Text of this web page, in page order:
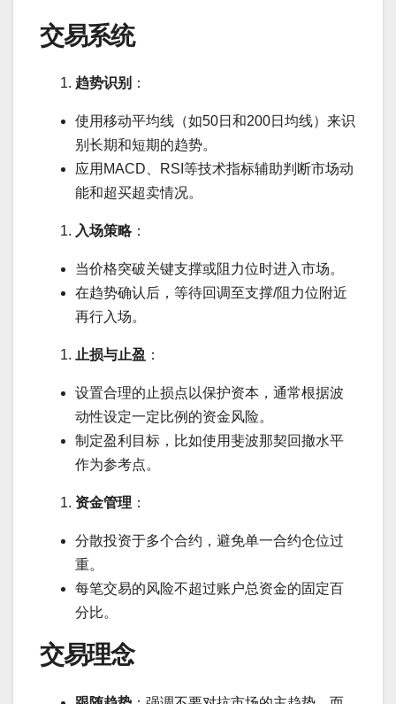
交易系统
趋势识别 ：
使用移动平均线（如50日和200日均线）来识
别长期和短期的趋势。
应用MACD、RSI等技术指标辅助判断市场动
能和超买超卖情况。
入场策略：
当价格突破关键支撑或阻力位时进入市场。
在趋势确认后，等待回调至支撑/阻力位附近
再行入场。
止损与止盈 ：
设置合理的止损点以保护资本，通常根据波
动性设定一定比例的资金风险。
制定盈利目标，比如使用斐波那契回撤水平
作为参考点。
资金管理 ：
分散投资于多个合约，避免单一合约仓位过
重。
每笔交易的风险不超过账户总资金的固定百
分比。
交易理念